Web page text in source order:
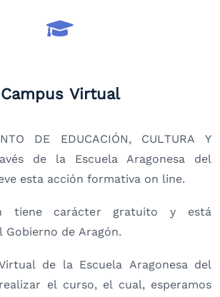
Campus Virtual
DE EDUCACIÓN, CULTURA Y
de la Escuela Aragonesa del
esta acción formativa on line.
tiene carácter gratuito y está
de Aragón.
de la Escuela Aragonesa del
el curso, el cual, esperamos